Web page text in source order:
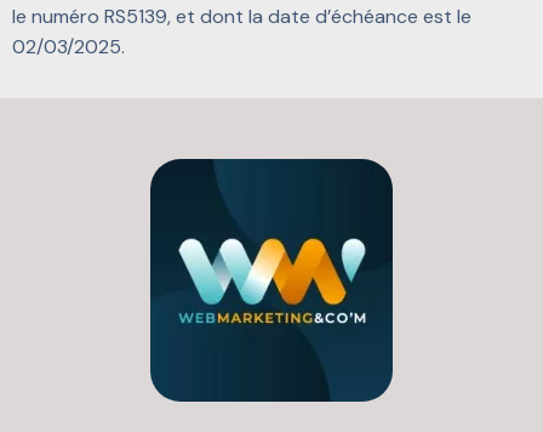
le numéro RS5139, et dont la date d’échéance est le
02/03/2025.